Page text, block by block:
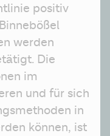
positiv
werden
Die
im
und für sich
in
können, ist